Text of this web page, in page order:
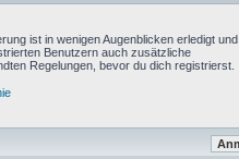
ist in wenigen Augenblicken erledigt und
Benutzern auch zusätzliche
Regelungen, bevor du dich registrierst.